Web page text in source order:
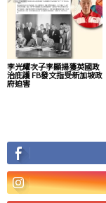
李光耀次子李顯揚獲英國政
治庇護 FB發文指受新加坡政
府迫害